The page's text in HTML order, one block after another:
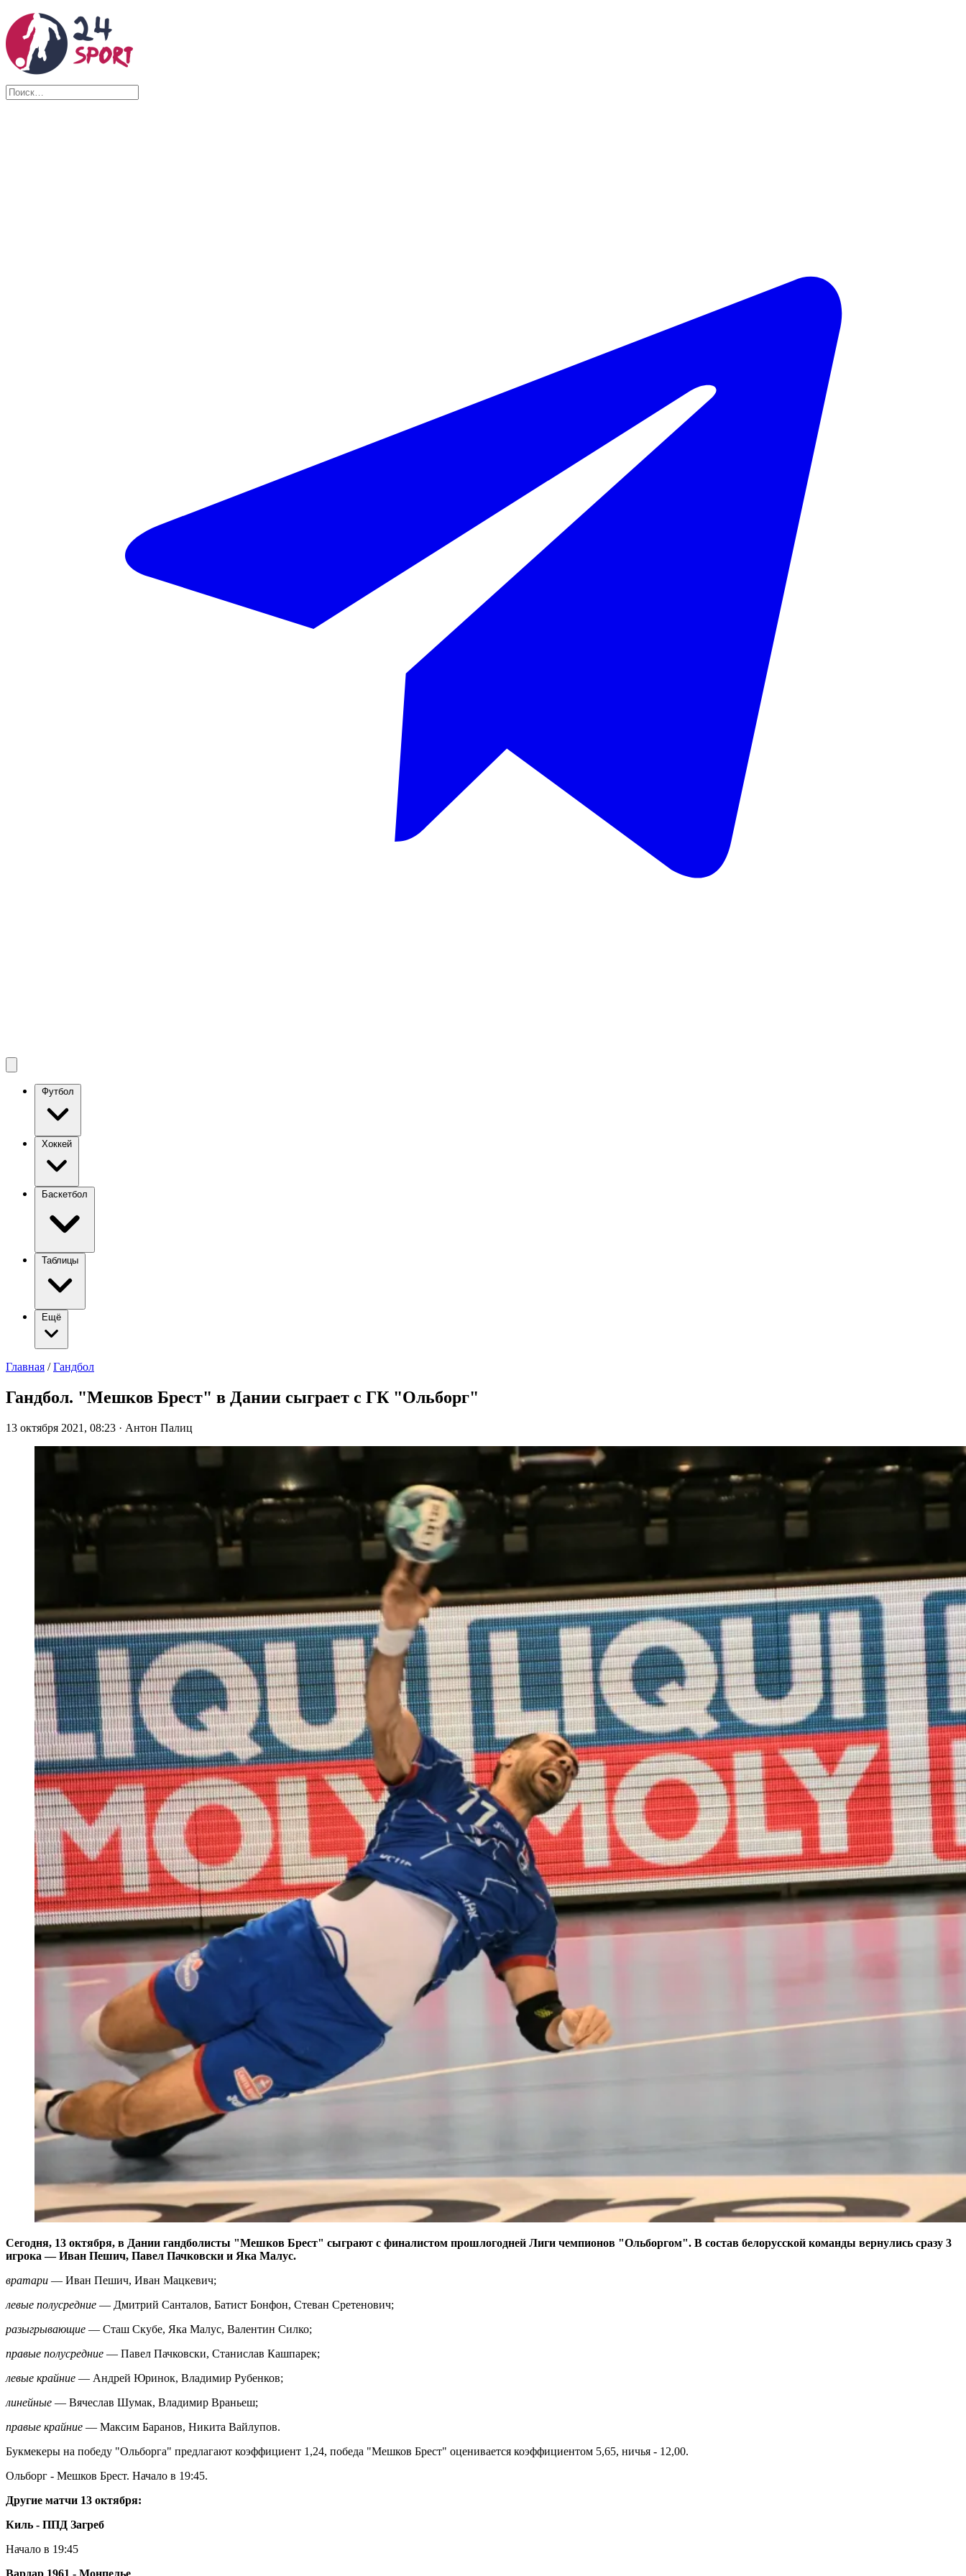
Футбол
Хоккей
Баскетбол
Таблицы
Ещё
Главная / Гандбол
Гандбол. "Мешков Брест" в Дании сыграет с ГК "Ольборг"
13 октября 2021, 08:23 · Антон Палиц
Сегодня, 13 октября, в Дании гандболисты "Мешков Брест" сыграют с финалистом прошлогодней Лиги чемпионов "Ольборгом". В состав белорусской команды вернулись сразу 3
игрока — Иван Пешич, Павел Пачковски и Яка Малус.
вратари — Иван Пешич, Иван Мацкевич;
левые полусредние — Дмитрий Санталов, Батист Бонфон, Стеван Сретенович;
разыгрывающие — Сташ Скубе, Яка Малус, Валентин Силко;
правые полусредние — Павел Пачковски, Станислав Кашпарек;
левые крайние — Андрей Юринок, Владимир Рубенков;
линейные — Вячеслав Шумак, Владимир Враньеш;
правые крайние — Максим Баранов, Никита Вайлупов.
Букмекеры на победу "Ольборга" предлагают коэффициент 1,24, победа "Мешков Брест" оценивается коэффициентом 5,65, ничья - 12,00.
Ольборг - Мешков Брест. Начало в 19:45.
Другие матчи 13 октября:
Киль - ППД Загреб
Начало в 19:45
Вардар 1961 - Монпелье